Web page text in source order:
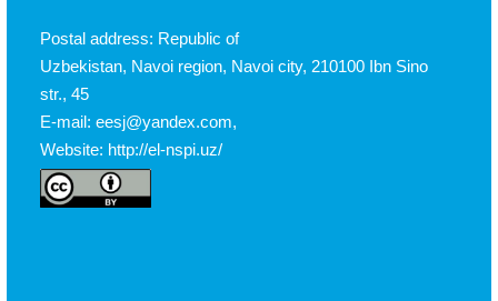
Postal address: Republic of
Uzbekistan, Navoi region, Navoi city, 210100 Ibn Sino
str., 45
E-mail: eesj@yandex.com,
Website: http://el-nspi.uz/